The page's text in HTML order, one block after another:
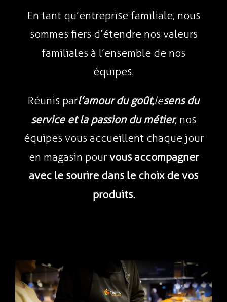
En tant qu’entreprise familiale, nous
sommes fiers d’étendre nos valeurs
familiales à l’ensemble de nos
équipes.
Réunis parl’amour du goût,lesens du
service et la passion du métier, nos
équipes vous accueillent chaque jour
en magasin pour vous accompagner
avec le sourire dans le choix de vos
produits.